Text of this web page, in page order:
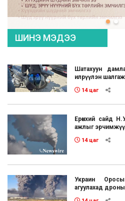
ШИНЭ МЭДЭЭ
Шатахуун
илрүүлэн
14 цаг
Ерөнхий сайд
ажлыг
14 цаг
Украин
агуулахад дроны